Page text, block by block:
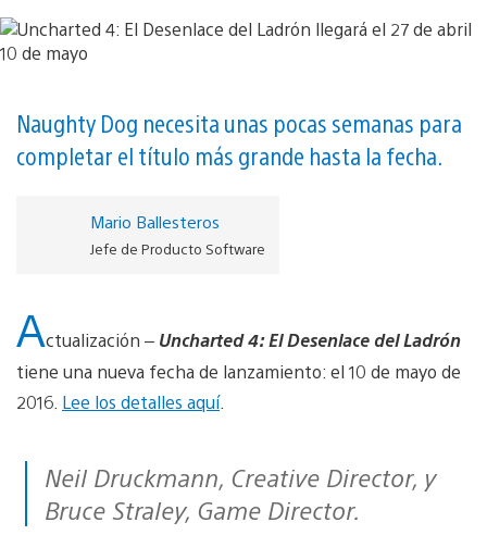
Naughty Dog necesita unas pocas semanas para
completar el título más grande hasta la fecha.
Mario Ballesteros
Jefe de Producto Software
Actualización – Uncharted 4: El Desenlace del Ladrón
tiene una nueva fecha de lanzamiento: el 10 de mayo de
2016. Lee los detalles aquí.
Neil Druckmann, Creative Director, y
Bruce Straley, Game Director.